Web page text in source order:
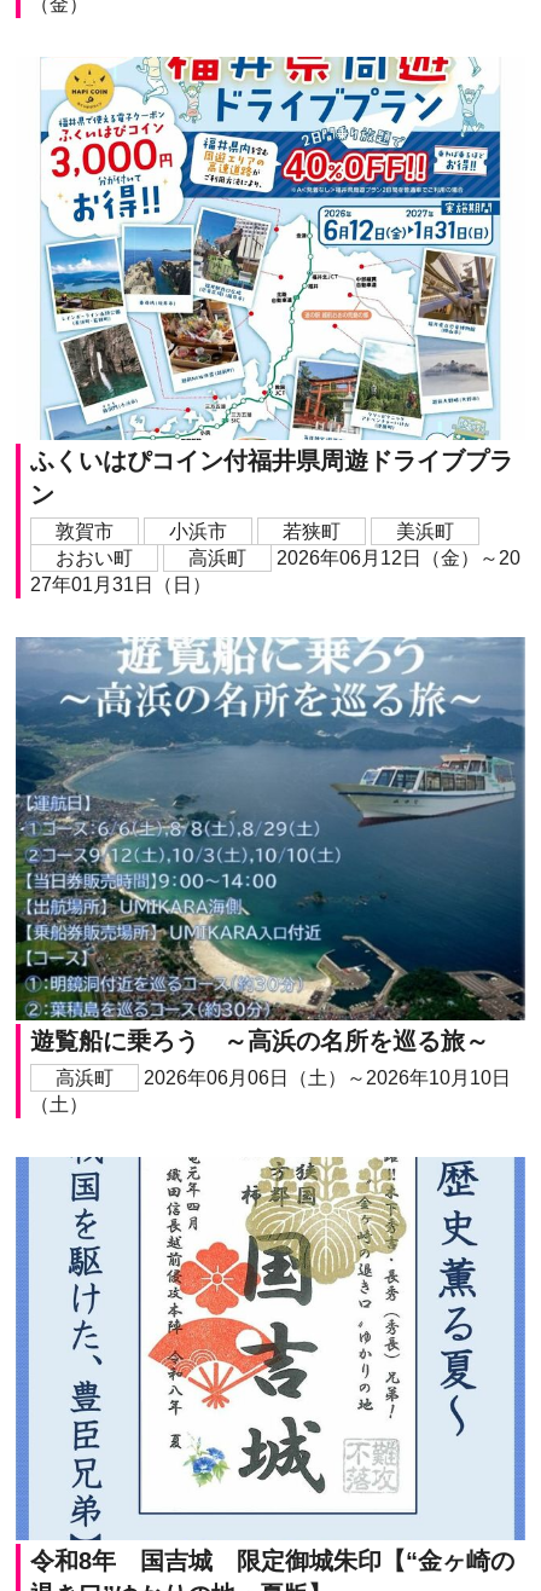
（金）
ふくいはぴコイン付福井県周遊ドライブプラ
ン
敦賀市 小浜市 若狭町
美浜町
おおい町
高浜町
2026年06月12日（金）～20
27年01月31日（日）
遊覧船に乗ろう ～高浜の名所を巡る旅～
高浜町
2026年06月06日（土）～2026年10月10日
（土）
令和8年 国吉城 限定御城朱印【“金ヶ崎の